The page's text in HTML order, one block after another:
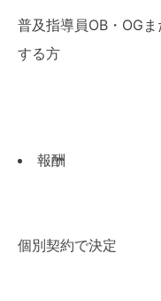
普及指導員OB・OG
する方
報酬
個別契約で決定